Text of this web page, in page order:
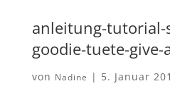
anleitung-tutorial-
goodie-tuete-give-
von Nadine | 5. Januar